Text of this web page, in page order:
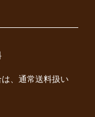
、通常送料扱い